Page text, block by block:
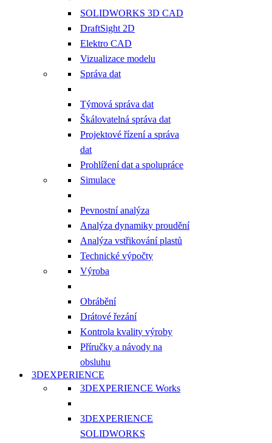
SOLIDWORKS 3D CAD
DraftSight 2D
Elektro CAD
Vizualizace modelu
Správa dat
Týmová správa dat
Škálovatelná správa dat
Projektové řízení a správa
dat
Prohlížení dat a spolupráce
Simulace
Pevnostní analýza
Analýza dynamiky proudění
Analýza vstřikování plastů
Technické výpočty
Výroba
Obrábění
Drátové řezání
Kontrola kvality výroby
Příručky a návody na
obsluhu
3DEXPERIENCE
3DEXPERIENCE Works
3DEXPERIENCE
SOLIDWORKS